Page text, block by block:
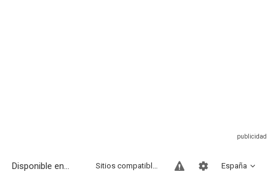
Disponible en... España
Sitios compatibles